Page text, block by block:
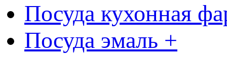
Посуда кухонная
Посуда эмаль +